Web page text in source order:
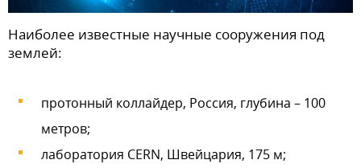
Наиболее известные научные сооружения под
землей:
протонный коллайдер, Россия, глубина – 100
метров;
лаборатория CERN, Швейцария, 175 м;